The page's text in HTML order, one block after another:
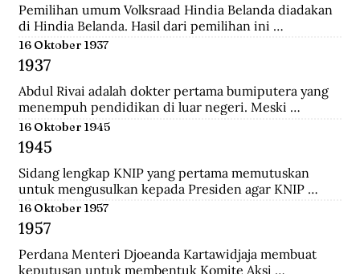
Pemilihan umum Volksraad Hindia Belanda diadakan
di Hindia Belanda. Hasil dari pemilihan ini
memberikan kemenangan kepada Perkumpulan
Pembebasan Hindia Belanda yang mengalahkan Partai
Etika Kristen Protestan dan Partai Katolik Hindia.
16 Oktober 1937
1937
Abdul Rivai adalah dokter pertama bumiputera yang
menempuh pendidikan di luar negeri. Meski
menempuh pendidikan dokter, ia rajin menulis dan
mengantarkannya menjadi jurnalis. Ia pernah
mendirikan Pewarta Wolanda, sebuah surat kabar
bebahasa melayu yang ia terbitkan di Belanda.
16 Oktober 1945
1945
Sidang lengkap KNIP yang pertama memutuskan
untuk mengusulkan kepada Presiden agar KNIP
diberi hak legislatif selama MPR dan DPR belum
terbentuk.
16 Oktober 1957
1957
Perdana Menteri Djoeanda Kartawidjaja membuat
keputusan untuk membentuk Komite Aksi